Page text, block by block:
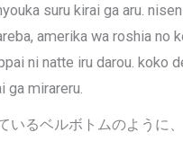
suru kirai ga aru.
amerika wa roshia no
ni natte iru darou. koko
ga mirareru.
いるベルボトムのように